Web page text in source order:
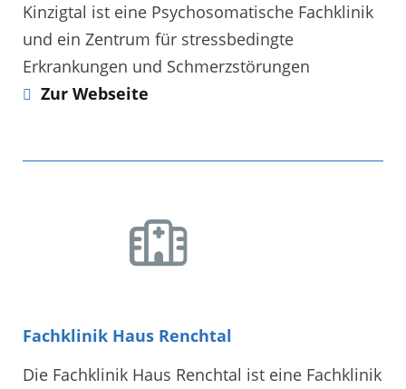
Kinzigtal ist eine Psychosomatische Fachklinik
und ein Zentrum für stressbedingte
Erkrankungen und Schmerzstörungen
Zur Webseite
Fachklinik Haus Renchtal
Die Fachklinik Haus Renchtal ist eine Fachklinik